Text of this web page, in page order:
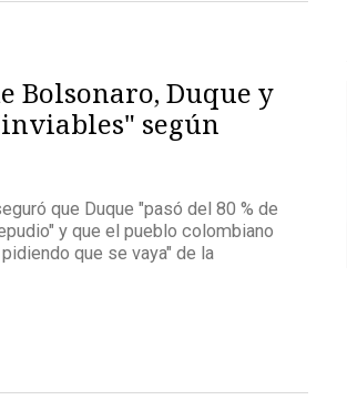
Bolsonaro, Duque y
según
que Duque "pasó del 80 % de
y que el pueblo colombiano
que se vaya" de la